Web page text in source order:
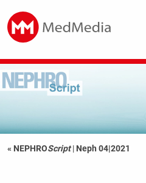
« NEPHROScript | Neph 04|2021